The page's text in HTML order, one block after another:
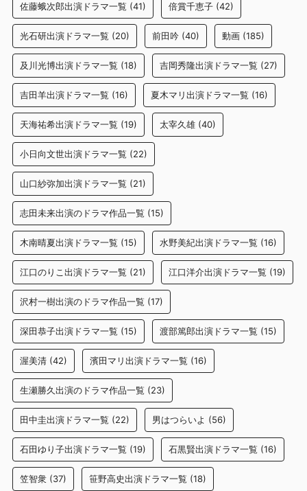
佐藤蛾次郎出演ドラマ一覧 (41) 倍賞千恵子 (42)
光石研出演ドラマ一覧 (20) 前田吟 (40) 動画 (185)
及川光博出演ドラマ一覧 (18) 吉岡秀隆出演ドラマ一覧 (27)
吉田羊出演ドラマ一覧 (16) 夏木マリ出演ドラマ一覧 (16)
天海祐希出演ドラマ一覧 (19) 太宰久雄 (40)
小日向文世出演ドラマ一覧 (22)
山口紗弥加出演ドラマ一覧 (21)
志田未来出演のドラマ作品一覧 (15)
木南晴夏出演ドラマ一覧 (15) 水野美紀出演ドラマ一覧 (16)
江口のりこ出演ドラマ一覧 (21) 江口洋介出演ドラマ一覧 (19)
沢村一樹出演のドラマ作品一覧 (17)
深田恭子出演ドラマ一覧 (15) 渡部篤郎出演ドラマ一覧 (15)
渥美清 (42) 濱田マリ出演ドラマ一覧 (16)
生瀬勝久出演のドラマ作品一覧 (23)
田中圭出演ドラマ一覧 (22) 男はつらいよ (56)
石田ゆり子出演ドラマ一覧 (19) 石黒賢出演ドラマ一覧 (16)
笠智衆 (37) 笹野高史出演ドラマ一覧 (18)